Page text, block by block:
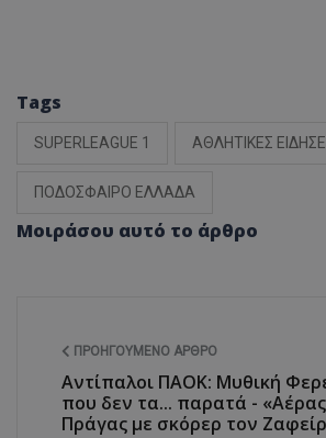
Tags
SUPERLEAGUE 1 ΑΘΛΗΤΙΚΕΣ
ΠΟΔΟΣΦΑΙΡΟ ΕΛΛΑΔΑ
Μοιράσου αυτό το άρθρο
ΠΡΟΗΓΟΎΜΕΝΟ ΆΡΘΡΟ
Αντίπαλοι ΠΑΟΚ: Μυθική
που δεν τα... παρατά -
Πράγας με σκόρερ τον